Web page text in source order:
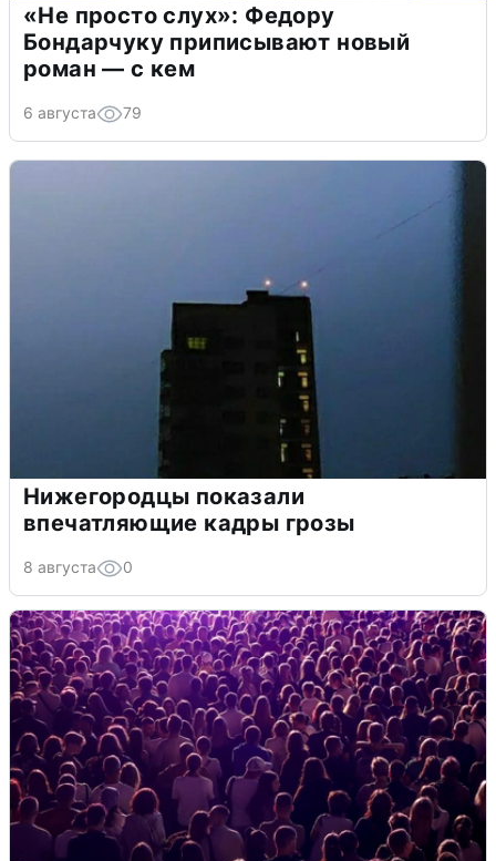
«Не просто слух»: Федору
Бондарчуку приписывают новый
роман — с кем
6 августа 79
Нижегородцы показали
впечатляющие кадры грозы
8 августа 0